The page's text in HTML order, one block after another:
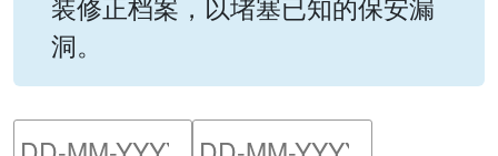
洞。
请输入搜索日期范围的开